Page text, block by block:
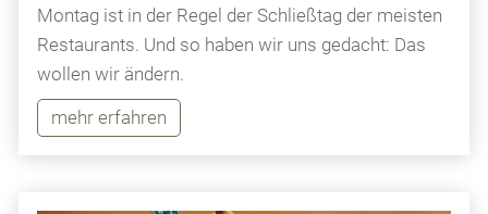
Montag ist in der Regel der Schließtag der meisten
Restaurants. Und so haben wir uns gedacht: Das
wollen wir ändern.
mehr erfahren